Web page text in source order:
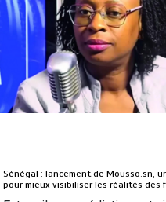
Sénégal : lancement de Mousso.sn,
pour mieux visibiliser les réalités des